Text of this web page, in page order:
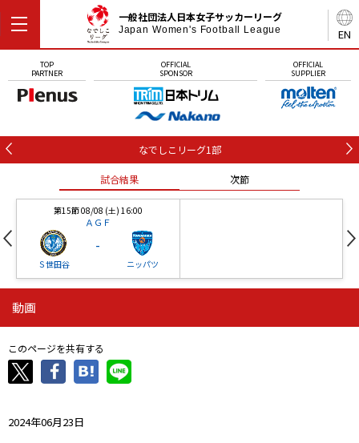
EN
一般社団法人日本女子サッカーリーグ
Japan Women's Football League
TOP
PARTNER
OFFICIAL
SPONSOR
OFFICIAL
SUPPLIER
なでしこリーグ1部
試合結果 次節
第15節 08/08 (土) 16:00
ＡＧＦ
Ｓ世田谷
-
ニッパツ
ニッパツ
ニッパツ
-
石人の星
動画
このページを共有する
2024年06月23日